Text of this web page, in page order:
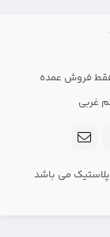
غربی
می باشد